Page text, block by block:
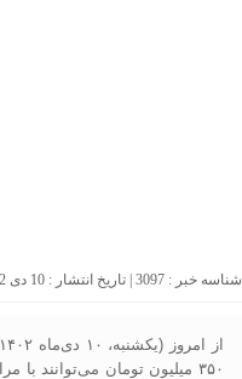
شناسه خبر : 3097 | تاریخ انتشار : 10 دی 1402 - 11:36 | ارسال توسط :